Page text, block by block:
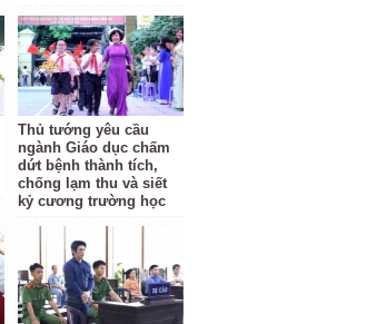
Thủ tướng yêu cầu
ngành Giáo dục chấm
dứt bệnh thành tích,
chống lạm thu và siết
kỷ cương trường học